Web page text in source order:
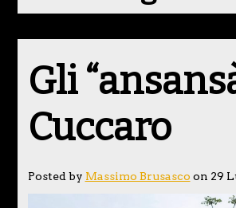
Gli
Cuccaro
Posted by Massimo Brusasco on 29